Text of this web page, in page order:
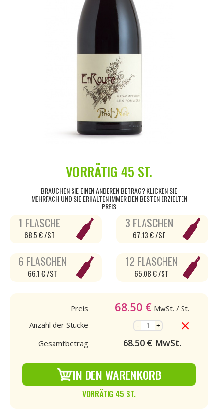
VORRÄTIG 45 ST.
BRAUCHEN SIE EINEN ANDEREN BETRAG? KLICKEN SIE
MEHRFACH UND SIE ERHALTEN IMMER DEN BESTEN ERZIELTEN
PREIS
1 FLASCHE
68.5 € /ST
3 FLASCHEN
67.13 € /ST
6 FLASCHEN
66.1 € /ST
12 FLASCHEN
65.08 € /ST
Preis 68.50 € MwSt. / St.
Anzahl der Stücke
- +
Gesamtbetrag 68.50€ MwSt.
IN DEN WARENKORB
VORRÄTIG 45 ST.